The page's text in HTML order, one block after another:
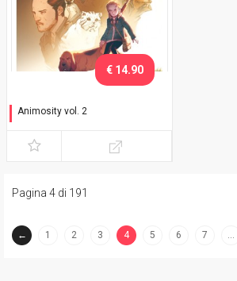
Animosity vol. 2
€ 14.90
Pagina 4 di 191
← 1 2 3
4
5 6 7 …